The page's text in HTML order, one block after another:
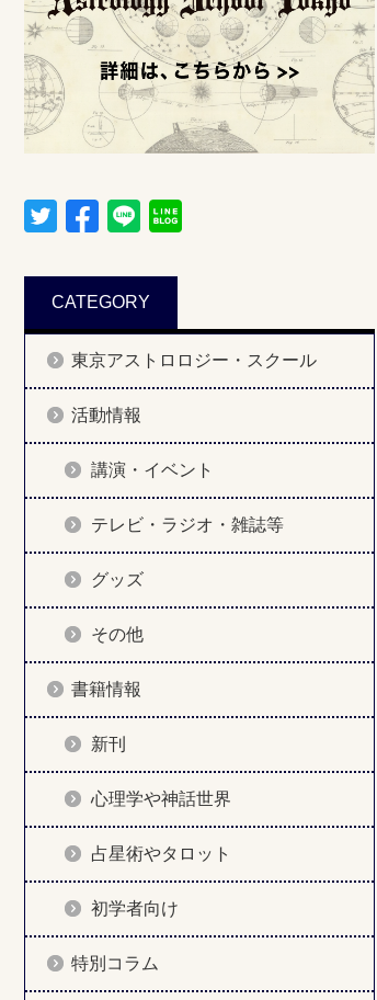
CATEGORY
東京アストロロジー・スクール
活動情報
講演・イベント
テレビ・ラジオ・雑誌等
グッズ
その他
書籍情報
新刊
心理学や神話世界
占星術やタロット
初学者向け
特別コラム